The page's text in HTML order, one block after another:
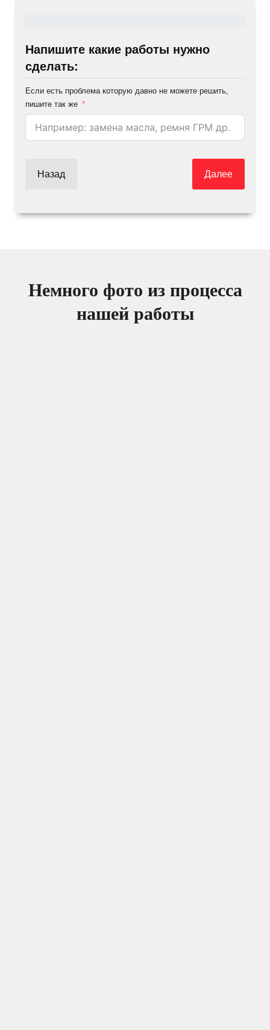
Напишите какие работы нужно
сделать:
Если есть проблема которую давно не можете решить,
пишите так же
Назад Далее
Немного фото из процесса
нашей работы